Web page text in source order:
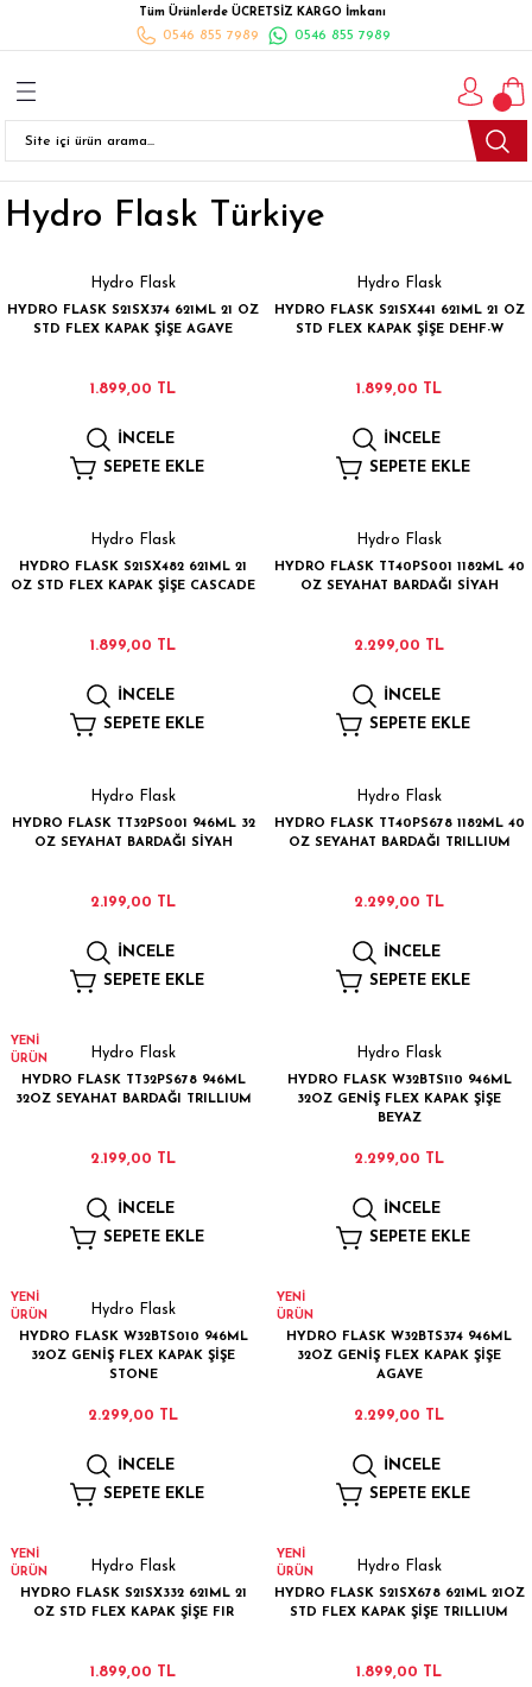
Tüm Ürünlerde ÜCRETSİZ KARGO İmkanı
0546 855 7989 0546 855 7989
Geri Dön
Ankastre Setler
Buzdolabı
Çamaşır Kurutma Makinesi
Çamaşır Makinesi
Fırın
Puro Dolapları
Şarap Dolapları
Su Sebili
Asacakları
Geri Dön
Takımları
Geri Dön
Takımları
Geri Dön
Geri Dön
Geri Dön
Geri Dön
Hydro Flask Türkiye
Hydro Flask
HYDRO FLASK S21SX374 621ML 21 OZ
STD FLEX KAPAK ŞİŞE AGAVE
1.899,00 TL
İNCELE
SEPETE EKLE
Hydro Flask
HYDRO FLASK S21SX441 621ML 21 OZ
STD FLEX KAPAK ŞİŞE DEHF-W
1.899,00 TL
İNCELE
SEPETE EKLE
Hydro Flask
HYDRO FLASK S21SX482 621ML 21
OZ STD FLEX KAPAK ŞİŞE CASCADE
1.899,00 TL
İNCELE
SEPETE EKLE
Hydro Flask
HYDRO FLASK TT40PS001 1182ML 40
OZ SEYAHAT BARDAĞI SİYAH
2.299,00 TL
İNCELE
SEPETE EKLE
Hydro Flask
HYDRO FLASK TT32PS001 946ML 32
OZ SEYAHAT BARDAĞI SİYAH
2.199,00 TL
İNCELE
SEPETE EKLE
Hydro Flask
HYDRO FLASK TT40PS678 1182ML 40
OZ SEYAHAT BARDAĞI TRILLIUM
2.299,00 TL
İNCELE
SEPETE EKLE
YENİ
ÜRÜN
Hydro Flask
HYDRO FLASK TT32PS678 946ML
32OZ SEYAHAT BARDAĞI TRILLIUM
2.199,00 TL
İNCELE
SEPETE EKLE
Hydro Flask
HYDRO FLASK W32BTS110 946ML
32OZ GENİŞ FLEX KAPAK ŞİŞE
BEYAZ
2.299,00 TL
İNCELE
SEPETE EKLE
YENİ
ÜRÜN
Hydro Flask
HYDRO FLASK W32BTS010 946ML
32OZ GENİŞ FLEX KAPAK ŞİŞE
STONE
2.299,00 TL
İNCELE
SEPETE EKLE
YENİ
ÜRÜN
HYDRO FLASK W32BTS374 946ML
32OZ GENİŞ FLEX KAPAK ŞİŞE
AGAVE
2.299,00 TL
İNCELE
SEPETE EKLE
YENİ
ÜRÜN
Hydro Flask
HYDRO FLASK S21SX332 621ML 21
OZ STD FLEX KAPAK ŞİŞE FIR
1.899,00 TL
YENİ
ÜRÜN
Hydro Flask
HYDRO FLASK S21SX678 621ML 21OZ
STD FLEX KAPAK ŞİŞE TRILLIUM
1.899,00 TL